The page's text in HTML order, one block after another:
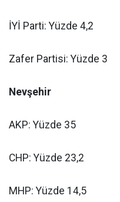
İYİ Parti: Yüzde 4,2
Zafer Partisi: Yüzde 3
Nevşehir
AKP: Yüzde 35
CHP: Yüzde 23,2
MHP: Yüzde 14,5